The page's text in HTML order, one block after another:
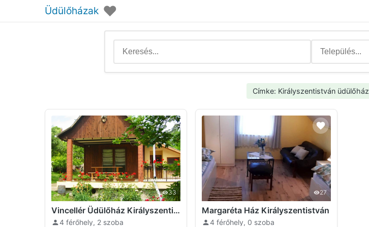
Üdülőházak ♥
Címke: Királyszentistván üdülőház
33
Vincellér Üdülőház Királyszentistván
4 férőhely, 2 szoba
27
Margaréta Ház Királyszentistván
4 férőhely, 0 szoba